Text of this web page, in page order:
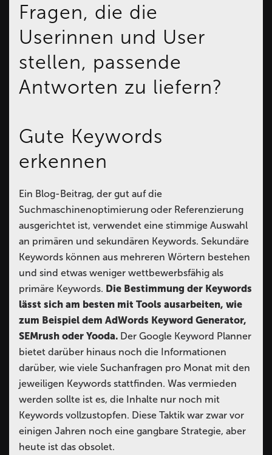
Fragen, die die
Userinnen und User
stellen, passende
Antworten zu liefern?
Gute Keywords
erkennen
Ein Blog-Beitrag, der gut auf die
Suchmaschinenoptimierung oder Referenzierung
ausgerichtet ist, verwendet eine stimmige Auswahl
an primären und sekundären Keywords. Sekundäre
Keywords können aus mehreren Wörtern bestehen
und sind etwas weniger wettbewerbsfähig als
primäre Keywords. Die Bestimmung der Keywords
lässt sich am besten mit Tools ausarbeiten, wie
zum Beispiel dem AdWords Keyword Generator,
SEMrush oder Yooda. Der Google Keyword Planner
bietet darüber hinaus noch die Informationen
darüber, wie viele Suchanfragen pro Monat mit den
jeweiligen Keywords stattfinden. Was vermieden
werden sollte ist es, die Inhalte nur noch mit
Keywords vollzustopfen. Diese Taktik war zwar vor
einigen Jahren noch eine gangbare Strategie, aber
heute ist das obsolet.